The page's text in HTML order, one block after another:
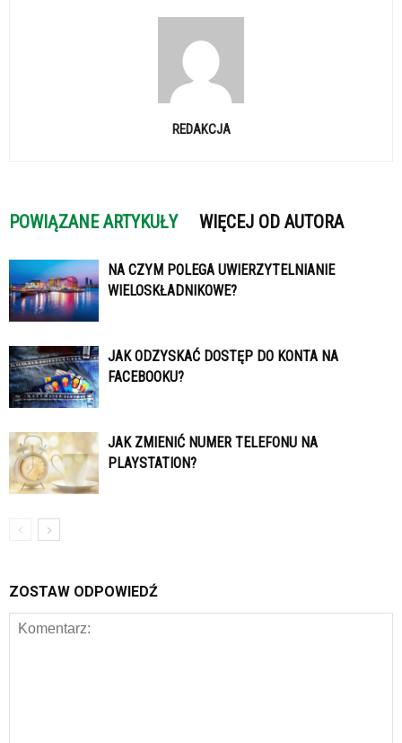
REDAKCJA
POWIĄZANE ARTYKUŁY WIĘCEJ OD AUTORA
NA CZYM POLEGA UWIERZYTELNIANIE
WIELOSKŁADNIKOWE?
JAK ODZYSKAĆ DOSTĘP DO KONTA NA
FACEBOOKU?
JAK ZMIENIĆ NUMER TELEFONU NA
PLAYSTATION?
ZOSTAW ODPOWIEDŹ